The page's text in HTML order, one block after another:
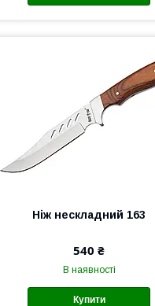
Ніж нескладний 163
540 ₴
В наявності
Купити